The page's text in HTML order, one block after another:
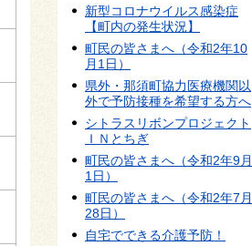
新型コロナウイルス感染症
【町内の発生状況】
町民の皆さまへ（令和2年10
月1日）
県外・那須町協力医療機関以
外で予防接種を希望する方へ
シトラスリボンプロジェクト
ＩＮとちぎ
町民の皆さまへ（令和2年9月
1日）
町民の皆さまへ（令和2年7月
28日）
自宅でできる介護予防！